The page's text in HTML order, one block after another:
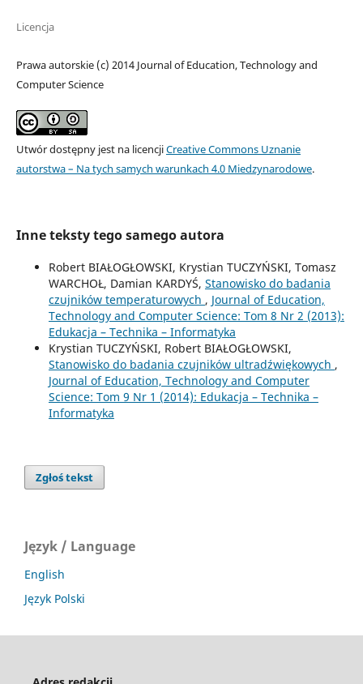
Licencja
Prawa autorskie (c) 2014 Journal of Education, Technology and
Computer Science
Utwór dostępny jest na licencjiCreative Commons Uznanie
autorstwa – Na tych samych warunkach 4.0 Miedzynarodowe.
Inne teksty tego samego autora
Robert BIAŁOGŁOWSKI, Krystian TUCZYŃSKI, Tomasz
WARCHOŁ, Damian KARDYŚ, Stanowisko do badania
czujników temperaturowych , Journal of Education,
Technology and Computer Science: Tom 8 Nr 2 (2013):
Edukacja – Technika – Informatyka
Krystian TUCZYŃSKI, Robert BIAŁOGŁOWSKI,
Stanowisko do badania czujników ultradźwiękowych ,
Journal of Education, Technology and Computer
Science: Tom 9 Nr 1 (2014): Edukacja – Technika –
Informatyka
Zgłoś tekst
Język / Language
English
Język Polski